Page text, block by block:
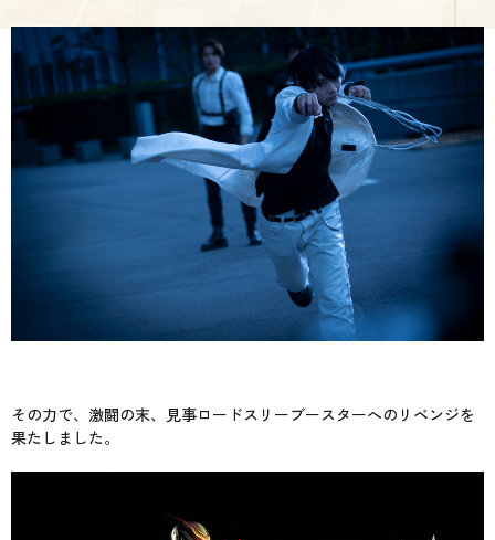
その力で、激闘の末、見事ロードスリーブースターへのリベンジを
果たしました。